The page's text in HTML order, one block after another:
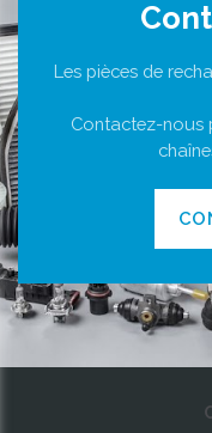
Les pièces de
Contactez-nous